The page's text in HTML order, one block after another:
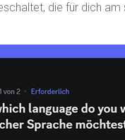
die für dich